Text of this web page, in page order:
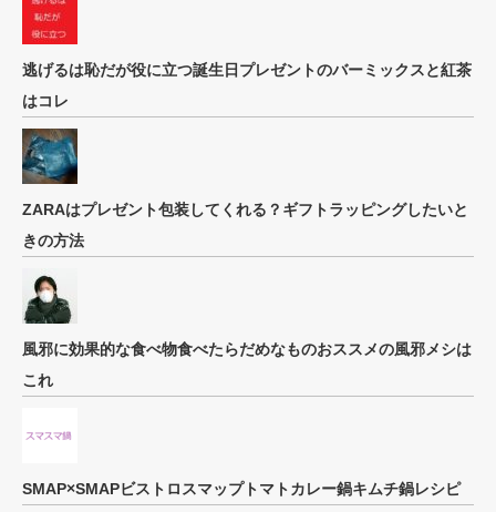
逃げるは恥だが役に立つ誕生日プレゼントのバーミックスと紅茶
はコレ
ZARAはプレゼント包装してくれる？ギフトラッピングしたいと
きの方法
風邪に効果的な食べ物食べたらだめなものおススメの風邪メシは
これ
SMAP×SMAPビストロスマップトマトカレー鍋キムチ鍋レシピ